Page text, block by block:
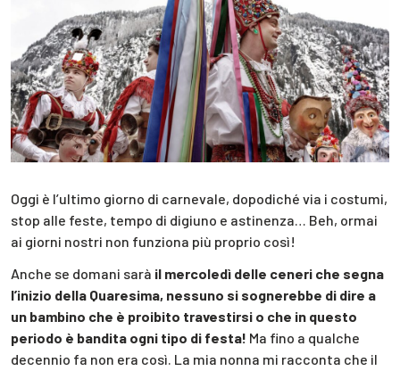
Oggi è l’ultimo giorno di carnevale, dopodiché via i costumi,
stop alle feste, tempo di digiuno e astinenza… Beh, ormai
ai giorni nostri non funziona più proprio così!
Anche se domani sarà il mercoledì delle ceneri che segna
l’inizio della Quaresima, nessuno si sognerebbe di dire a
un bambino che è proibito travestirsi o che in questo
periodo è bandita ogni tipo di festa! Ma fino a qualche
decennio fa non era così. La mia nonna mi racconta che il